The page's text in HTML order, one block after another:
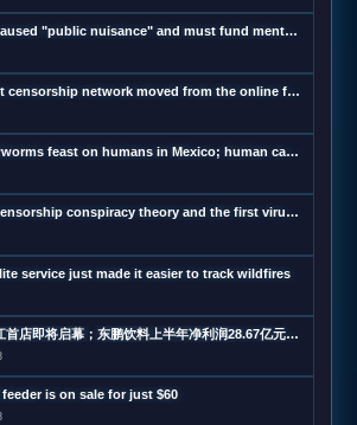
Judge rules Meta caused "public nuisance" and must fund mental health treatment
How ideas of a vast censorship network moved from the online fringe to Trump policy
Flesh-eating screwworms feast on humans in Mexico; human cases top 500
The Download: a censorship conspiracy theory and the first virus created by AI
service just made it easier to track wildfires
MAIA ACTIVE黑龙江首店即将启幕；东鹏饮料上半年净利润28.67亿元，同增20.72%；宝洁集团2026财年大中华区重回增长｜消研所周报
is on sale for just $60